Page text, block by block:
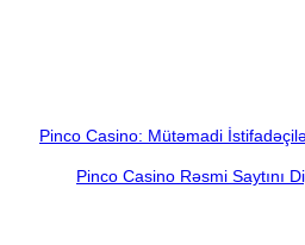
Pinco Casino: Mütəmadi
Pinco Casino Rəsmi Saytını